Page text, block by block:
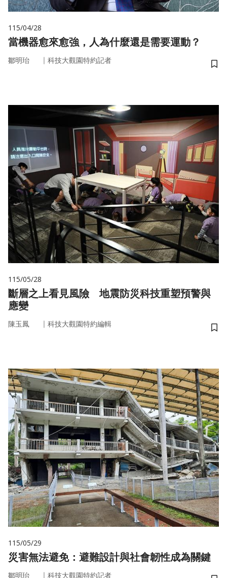
115/04/28
當機器愈來愈強，人為什麼還是需要運動？
鄒明珆 ｜ 科技大觀園特約記者
儲
115/05/28
斷層之上看見風險 地震防災科技重塑預警與
應變
陳玉鳳 ｜ 科技大觀園特約編輯
儲
115/05/29
災害無法避免：避難設計與社會韌性成為關鍵
鄒明珆 ｜ 科技大觀園特約記者